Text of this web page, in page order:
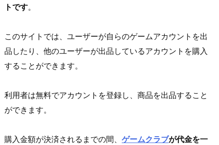
トです。
このサイトでは、ユーザーが自らのゲームアカウントを出
品したり、他のユーザーが出品しているアカウントを購入
することができます。
利用者は無料でアカウントを登録し、商品を出品すること
ができます。
購入金額が決済されるまでの間、 ゲームクラブが代金を一